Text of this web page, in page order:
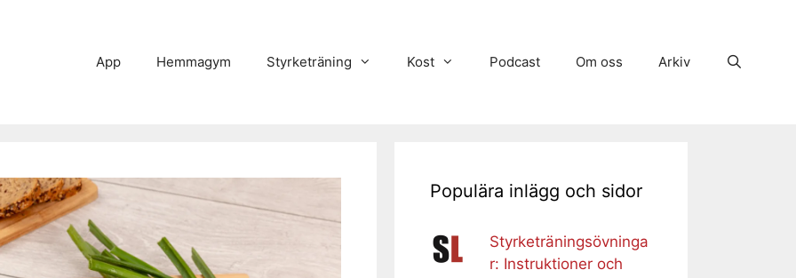
App Hemmagym Styrketräning Kost Podcast Om oss Arkiv
Populära inlägg och sidor
Styrketräningsövninga
r: Instruktioner och